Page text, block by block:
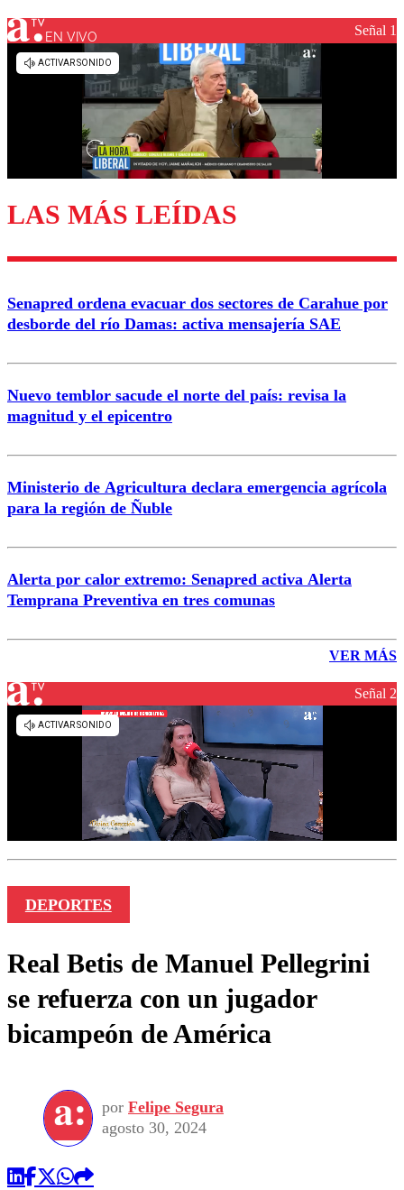
Los comentarios son moderados para garantizar un
diálogo respetuoso.
Enviar comentario
EN VIVO Señal 1
LAS MÁS LEÍDAS
Senapred ordena evacuar dos sectores de Carahue por
desborde del río Damas: activa mensajería SAE
Nuevo temblor sacude el norte del país: revisa la
magnitud y el epicentro
Ministerio de Agricultura declara emergencia agrícola
para la región de Ñuble
Alerta por calor extremo: Senapred activa Alerta
Temprana Preventiva en tres comunas
VER MÁS
Señal 2
DEPORTES
Real Betis de Manuel Pellegrini
se refuerza con un jugador
bicampeón de América
por Felipe Segura
agosto 30, 2024